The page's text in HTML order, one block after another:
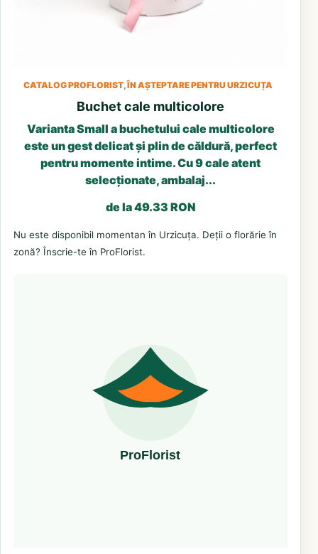
CATALOG PROFLORIST, ÎN AȘTEPTARE PENTRU URZICUȚA
Buchet cale multicolore
Varianta Small a buchetului cale multicolore
este un gest delicat și plin de căldură, perfect
pentru momente intime. Cu 9 cale atent
selecționate, ambalaj...
de la 49.33 RON
Nu este disponibil momentan în Urzicuța. Deții o florărie în
zonă? Înscrie-te în ProFlorist.